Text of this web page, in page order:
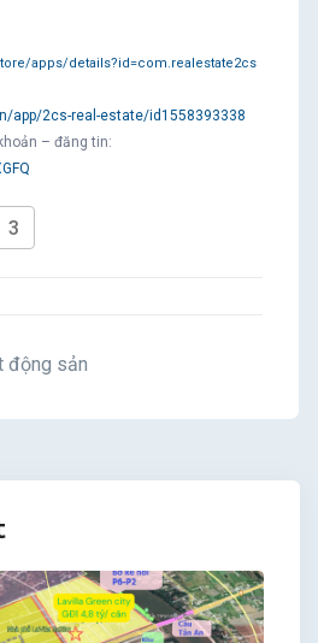
apps/details?id=com.realestate2cs
app/2cs-real-estate/id1558393338
– đăng tin:
3
động sản